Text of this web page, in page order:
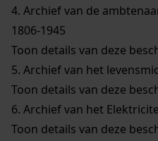
4. Archief van de
1806-1945
Toon details van deze
5. Archief van het
Toon details van deze
6. Archief van het
Toon details van deze